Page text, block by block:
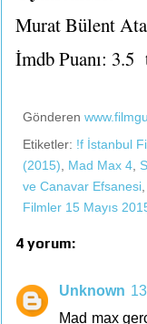
Murat Bülent
İmdb Puanı: 3.5
Gönderen
Etiketler: !f İstanbul
(2015)
Mad Max 4
ve Canavar Efsanesi
Filmler 15 Mayıs
4 yorum:
Unknown
Mad max